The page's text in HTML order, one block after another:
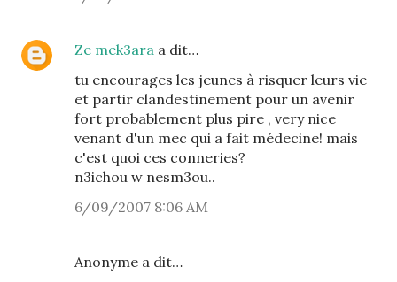
Ze mek3ara a dit…
tu encourages les jeunes à risquer leurs vie
et partir clandestinement pour un avenir
fort probablement plus pire , very nice
venant d'un mec qui a fait médecine! mais
c'est quoi ces conneries?
n3ichou w nesm3ou..
6/09/2007 8:06 AM
Anonyme a dit…